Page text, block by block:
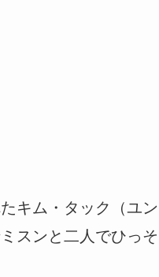
キム・タック（ユン
スンと二人でひっ